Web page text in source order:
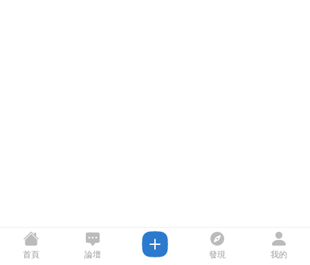
首頁 論壇 發現 我的